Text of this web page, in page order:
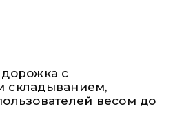
с
складыванием,
весом до